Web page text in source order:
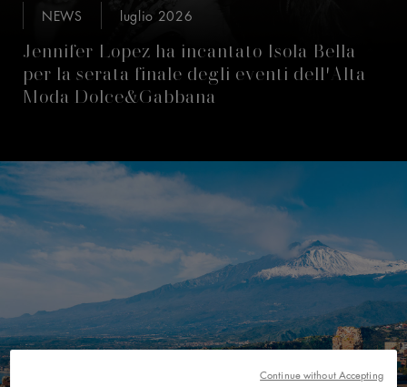
NEWS luglio 2026
Jennifer Lopez ha incantato Isola Bella
per la serata finale degli eventi dell'Alta
Moda Dolce&Gabbana
Continue without Accepting